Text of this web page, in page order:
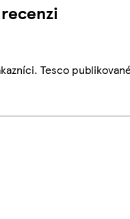
Tesco